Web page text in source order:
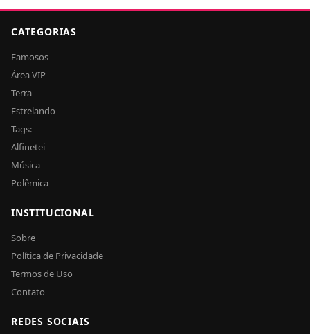
CATEGORIAS
Famosos
Área VIP
Terra
Estrelando
Tags:
Alfinetei
Música
Polêmica
INSTITUCIONAL
Sobre
Política de Privacidade
Termos de Uso
Contato
REDES SOCIAIS